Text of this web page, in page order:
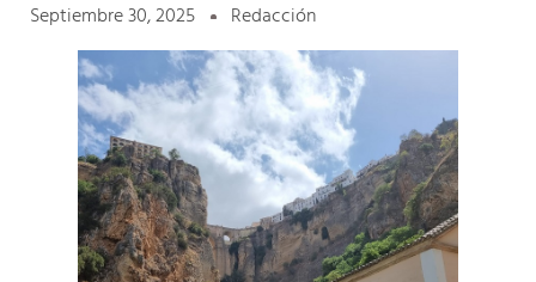
Septiembre 30, 2025 Redacción